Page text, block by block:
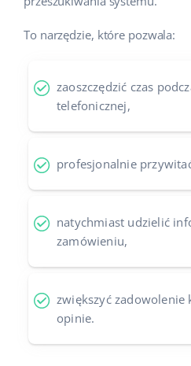
To narzędzie, które pozwala:
zaoszczędzić czas
telefonicznej,
profesjonalnie
natychmiast udzielić
zamówieniu,
zwiększyć
opinie.